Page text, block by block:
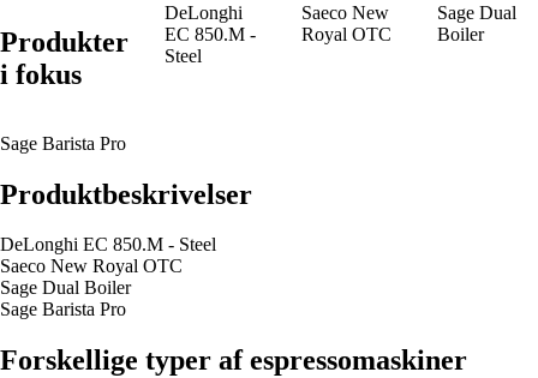
Produkter
i fokus
DeLonghi
EC 850.M -
Steel
Saeco New
Royal OTC
Sage Dual
Boiler
Sage Barista Pro
Produktbeskrivelser
DeLonghi EC 850.M - Steel
Saeco New Royal OTC
Sage Dual Boiler
Sage Barista Pro
Forskellige typer af espressomaskiner